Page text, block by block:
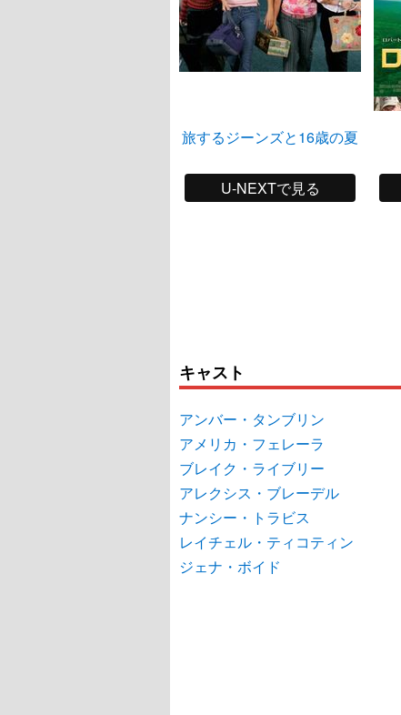
旅するジーンズと16歳の夏
U-NEXTで見る
キャスト
アンバー・タンブリン
アメリカ・フェレーラ
ブレイク・ライブリー
アレクシス・ブレーデル
ナンシー・トラビス
レイチェル・ティコティン
ジェナ・ボイド